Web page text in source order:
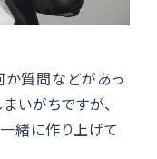
か質問などがあっ
いがちですが、
一緒に作り上げて